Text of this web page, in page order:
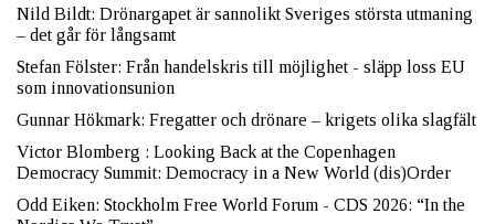
Nild Bildt: Drönargapet är sannolikt Sveriges största utmaning
– det går för långsamt
Stefan Fölster: Från handelskris till möjlighet - släpp loss EU
som innovationsunion
Gunnar Hökmark: Fregatter och drönare – krigets olika slagfält
Victor Blomberg : Looking Back at the Copenhagen
Democracy Summit: Democracy in a New World (dis)Order
Odd Eiken: Stockholm Free World Forum - CDS 2026: “In the